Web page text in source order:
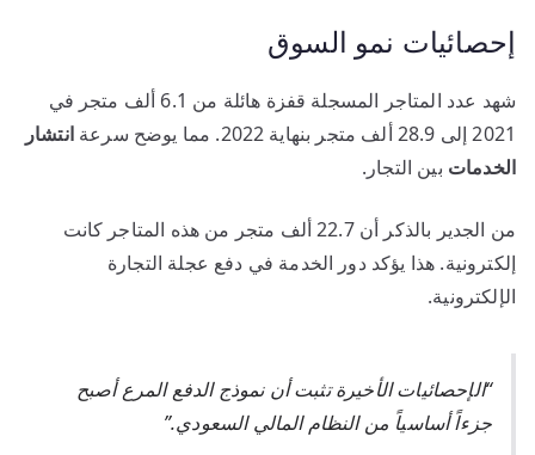
إحصائيات نمو السوق
شهد عدد المتاجر المسجلة قفزة هائلة من 6.1 ألف متجر في
2021 إلى 28.9 ألف متجر بنهاية 2022. مما يوضح سرعة
انتشار
الخدمات بين التجار.
من الجدير بالذكر أن 22.7 ألف متجر من هذه المتاجر كانت
إلكترونية. هذا يؤكد دور الخدمة في دفع عجلة التجارة
الإلكترونية.
“الإحصائيات الأخيرة تثبت أن نموذج الدفع المرع أصبح
جزءاً أساسياً من النظام المالي السعودي.”